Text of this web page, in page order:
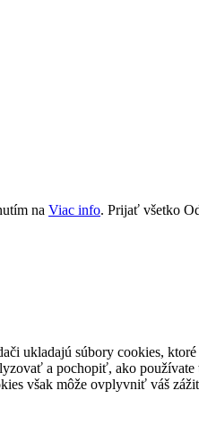
na Viac info. Prijať všetko
ukladajú súbory cookies,
a pochopiť, ako
však môže ovplyvniť váš